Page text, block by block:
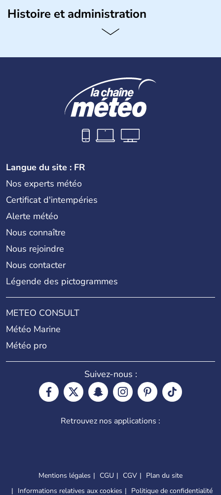
Histoire et administration
Pays d'Asie du Sud-Est situé sur l'est de la péninsule
du Cambodge. Littéralement, Viêt Nam signifie les « Viêt
nom récent de l'ancienne Saïgon.
Langue du site : FR
Nos experts météo
Certificat d'intempéries
Alerte météo
Nous connaître
Nous rejoindre
Nous contacter
Légende des pictogrammes
METEO CONSULT
Météo Marine
Météo pro
Suivez-nous :
Retrouvez nos applications :
Mentions légales CGU CGV
Plan du site
Informations relatives aux cookies
Politique de confidentialité